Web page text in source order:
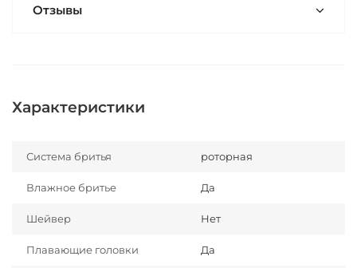
Отзывы
Характеристики
Система бритья роторная
Влажное бритье Да
Шейвер Нет
Плавающие головки Да